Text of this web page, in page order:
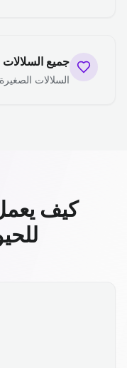
جميع
السلالات
كيف